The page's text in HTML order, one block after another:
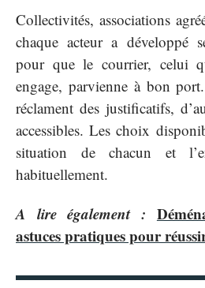
Collectivités, associations
chaque acteur a développé
pour que le courrier, celui
engage, parvienne à bon
réclament des justificatifs,
accessibles. Les choix
situation de chacun et
habituellement.
A lire également :
astuces pratiques pour